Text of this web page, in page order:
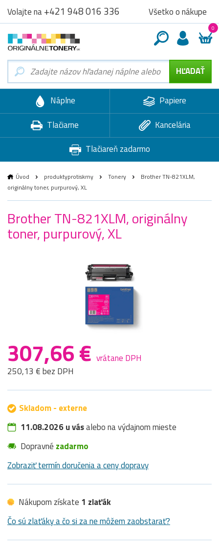
Volajte na+421 948 016 336 Všetko o nákupe
0
Náplne
Papiere
Tlačiarne
Kancelária
Tlačiareň zadarmo
Úvod produktyprotiskrny Tonery
Brother TN-821XLM,
originálny toner, purpurový, XL
Brother TN-821XLM, originálny
toner, purpurový, XL
307,66 € vrátane DPH
250,13 € bez DPH
Skladom - externe
11.08.2026 u vásalebo na výdajnom mieste
Dopravné zadarmo
Zobraziť termín doručenia a ceny dopravy
Nákupom získate 1 zlaťák
Čo sú zlaťáky a čo si za ne môžem zaobstarať?